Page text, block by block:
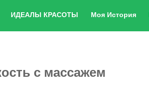
ИДЕАЛЫ КРАСОТЫ Моя История
с массажем